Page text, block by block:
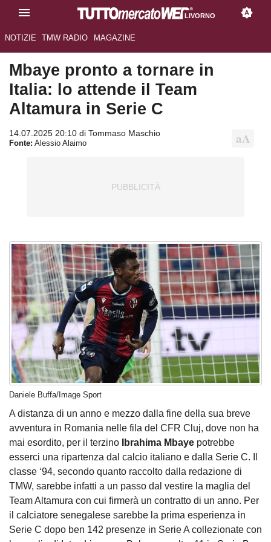
LIVORNO
NOTIZIE TMW RADIO MAGAZINE
Mbaye pronto a tornare in
Italia: lo attende il Team
Altamura in Serie C
14.07.2025 20:10 di Tommaso Maschio
Fonte: Alessio Alaimo
Daniele Buffa/Image Sport
A distanza di un anno e mezzo dalla fine della sua breve
avventura in Romania nelle fila del CFR Cluj, dove non ha
mai esordito, per il terzino
Ibrahima Mbaye potrebbe
esserci una ripartenza dal calcio italiano e dalla Serie C. Il
classe ‘94, secondo quanto raccolto dalla redazione di
TMW, sarebbe infatti a un passo dal vestire la maglia del
Team Altamura con cui firmerà un contratto di un anno. Per
il calciatore senegalese sarebbe la prima esperienza in
Serie C dopo ben 142 presenze in Serie A collezionate con